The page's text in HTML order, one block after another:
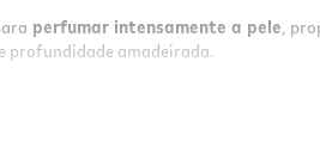
perfumar intensamente a pele,
profundidade amadeirada.